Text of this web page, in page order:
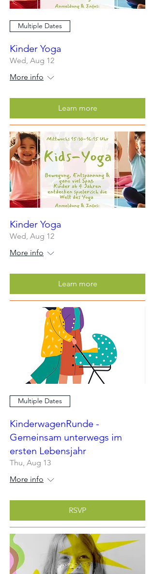
Multiple Dates
Kinder Yoga
Wed, Aug 12
More info
Learn more
Kinder Yoga
Wed, Aug 12
More info
Learn more
Multiple Dates
KinderwagenRunde -
Gemeinsam unterwegs im
ersten Lebensjahr
Thu, Aug 13
More info
RSVP